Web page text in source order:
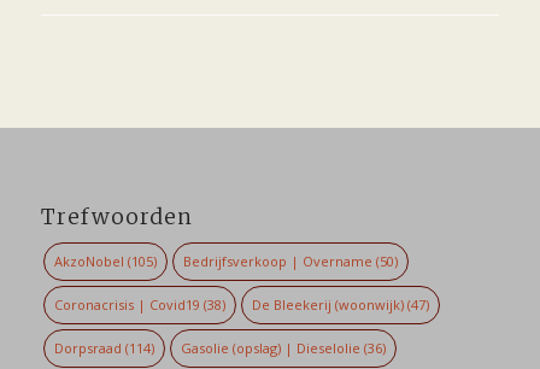
Trefwoorden
AkzoNobel (105) Bedrijfsverkoop | Overname (50)
Coronacrisis | Covid19 (38) De Bleekerij (woonwijk) (47)
Dorpsraad (114) Gasolie (opslag) | Dieselolie (36)